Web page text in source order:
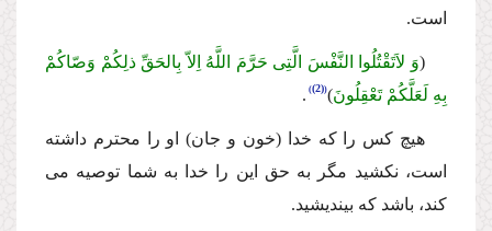
است.
(وَ لاَتَقْتُلُوا النَّفْسَ الَّتِى حَرَّمَ اللَّهُ اِلاّ بِالحَقِّ ذلِكُمْ وَصّاكُمْ
بِهِ لَعَلَّكُمْ تَعْقِلُونَ)
(2)
.
هیچ كس را كه خدا (خون و جان) او را محترم داشته
است، نكشید مگر به حق این را خدا به شما توصیه مى
كند، باشد كه بیندیشید.